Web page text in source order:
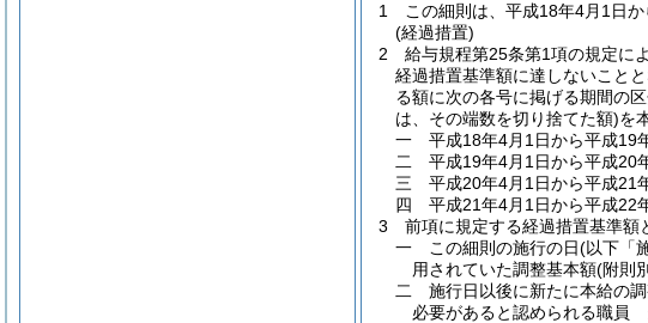
1
この細則は、平成18年4月1日か
(経過措置)
2
給与規程第25条第1項の規定に
経過措置基準額に達しないこと
る額に次の各号に掲げる期間の
は、その端数を切り捨てた額)を
一
平成18年4月1日から平成
二
平成19年4月1日から平成
三
平成20年4月1日から平成
四
平成21年4月1日から平成
3
前項に規定する経過措置基準額
一
この細則の施行の日(以下「
用されていた調整基本額(附則
二
施行日以後に新たに本給の
必要があると認められる職員